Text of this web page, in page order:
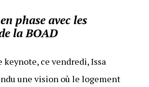
phase avec les
la BOAD
keynote, ce vendredi, Issa
une vision où le logement